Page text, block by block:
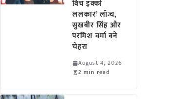
विच इक्को
ललकार’ लॉन्च,
सुखबीर सिंह और
परमिश वर्मा बने
चेहरा
August 4, 2026
2 min read